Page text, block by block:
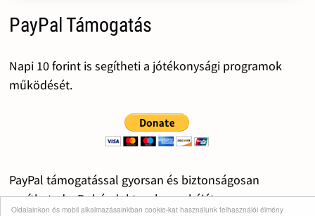
Oldalainkon és mobil alkalmazásainkban cookie-kat használunk felhasználói élmény
PayPal Támogatás
Napi 10 forint is segítheti a jótékonysági programok
működését.
PayPal támogatással gyorsan és biztonságosan
segítheted a Bohócdoktorok munkáját.